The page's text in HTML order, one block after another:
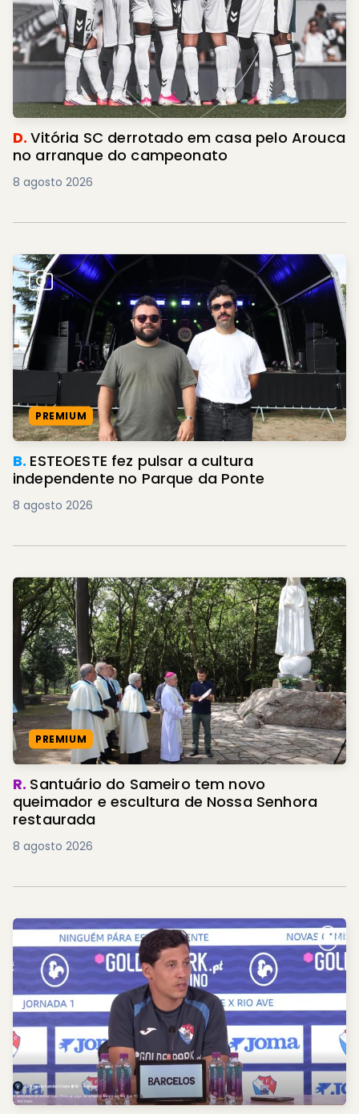
D.Vitória SC derrotado em casa pelo Arouca
no arranque do campeonato
8 agosto 2026
PREMIUM
B. ESTEOESTE fez pulsar a cultura
independente no Parque da Ponte
8 agosto 2026
PREMIUM
R. Santuário do Sameiro tem novo
queimador e escultura de Nossa Senhora
restaurada
8 agosto 2026